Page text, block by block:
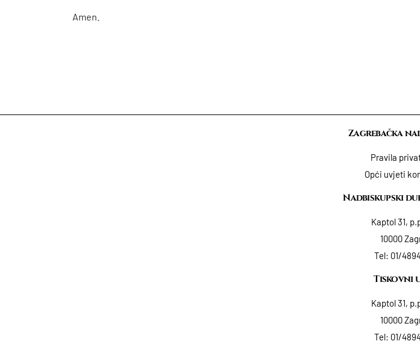
Amen.
Zagrebačka
Pravila
Opći uvjeti
Nadbiskupski
Kaptol 31,
10000
Tel: 01/
Tiskovni
Kaptol 31,
10000
Tel: 01/